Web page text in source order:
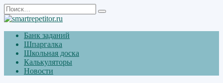
Перейти
к
содержанию
Search
for:
Банк заданий
Шпаргалка
Школьная доска
Калькуляторы
Новости